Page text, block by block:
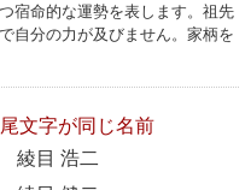
宿命的な運勢を表します。祖先
自分の力が及びません。家柄を
文字が同じ名前
綾目 浩二